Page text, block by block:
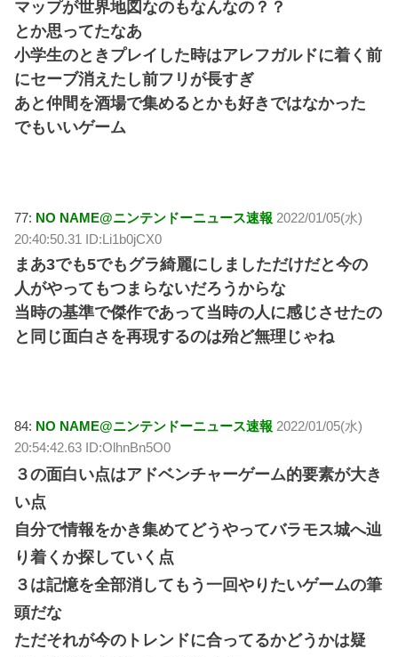
マップが世界地図なのもなんなの？？
とか思ってたなあ
小学生のときプレイした時はアレフガルドに着く前
にセーブ消えたし前フリが長すぎ
あと仲間を酒場で集めるとかも好きではなかった
でもいいゲーム
77: NO NAME@ニンテンドーニュース速報 2022/01/05(水)
20:40:50.31 ID:Li1b0jCX0
まあ3でも5でもグラ綺麗にしましただけだと今の
人がやってもつまらないだろうからな
当時の基準で傑作であって当時の人に感じさせたの
と同じ面白さを再現するのは殆ど無理じゃね
84: NO NAME@ニンテンドーニュース速報 2022/01/05(水)
20:54:42.63 ID:OlhnBn5O0
３の面白い点はアドベンチャーゲーム的要素が大き
い点
自分で情報をかき集めてどうやってバラモス城へ辿
り着くか探していく点
３は記憶を全部消してもう一回やりたいゲームの筆
頭だな
ただそれが今のトレンドに合ってるかどうかは疑